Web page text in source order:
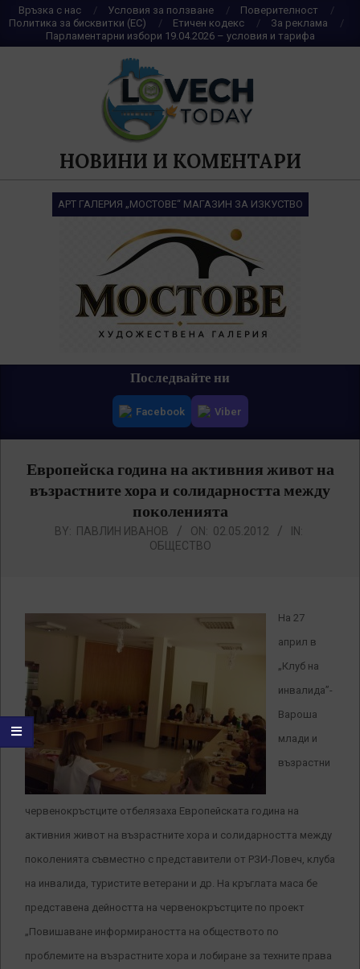
Skip
to
content
Връзка с нас Условия за ползване
Поверителност
Политика за бисквитки (ЕС)
Етичен кодекс
За реклама
Парламентарни избори 19.04.2026 – условия и тарифа
НОВИНИ И КОМЕНТАРИ
АРТ ГАЛЕРИЯ „МОСТОВЕ“ МАГАЗИН ЗА ИЗКУСТВО
Последвайте ни
Facebook Viber
Европейска година на активния живот на
възрастните хора и солидарността между
поколенията
BY: ПАВЛИН ИВАНОВ ON: 02.05.2012
IN:
ОБЩЕСТВО
На 27
април в
„Клуб на
инвалида”-
Вароша
млади и
възрастни
червенокръстците отбелязаха Европейската година на
активния живот на възрастните хора и солидарността между
поколенията съвместно с представители от РЗИ-Ловеч, клуба
на инвалида, туристите ветерани и др. На кръглата маса бе
представена дейността на червенокръстците по проект
„Повишаване информираността на обществото по
проблемите на възрастните хора и лобиране за техните права